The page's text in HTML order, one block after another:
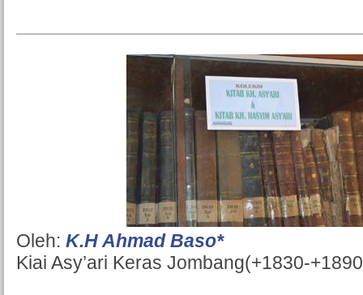
Oleh: K.H Ahmad Baso*
Kiai Asy’ari Keras Jombang(+1830-